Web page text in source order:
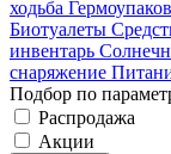
ходьба
Биотуалеты
инвентарь
снаряжение
Подбор по
Распродажа
Акции